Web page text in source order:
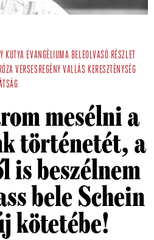
KUTYA EVANGÉLIUMA BELEOLVASÓ RÉSZLET
VERSESREGÉNY VALLÁS KERESZTÉNYSÉG
mesélni a
történetét, a
is beszélnem
bele Schein
kötetébe!